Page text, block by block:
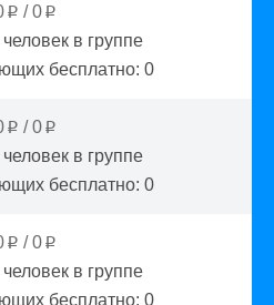
p /0 p
человек в группе
бесплатно: 0
p /0 p
человек в группе
бесплатно: 0
p /0 p
человек в группе
бесплатно: 0